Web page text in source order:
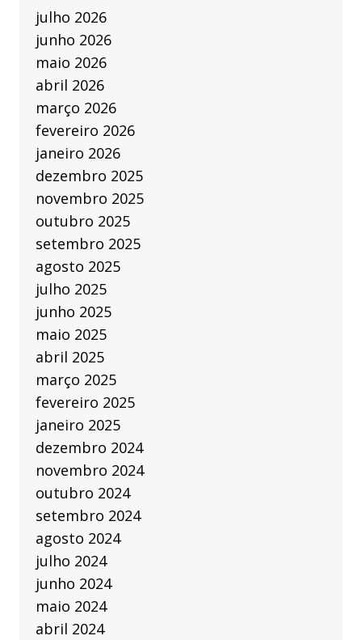
julho 2026
junho 2026
maio 2026
abril 2026
março 2026
fevereiro 2026
janeiro 2026
dezembro 2025
novembro 2025
outubro 2025
setembro 2025
agosto 2025
julho 2025
junho 2025
maio 2025
abril 2025
março 2025
fevereiro 2025
janeiro 2025
dezembro 2024
novembro 2024
outubro 2024
setembro 2024
agosto 2024
julho 2024
junho 2024
maio 2024
abril 2024